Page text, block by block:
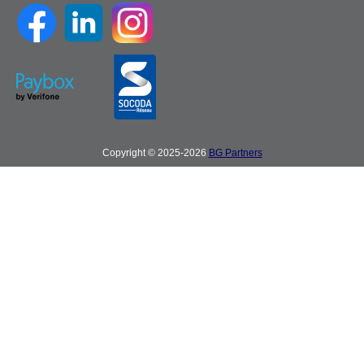
Copyright © 2025-2026 BG Partners